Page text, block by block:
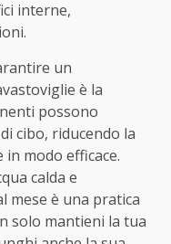
interne,
un
è la
possono
cibo, riducendo la
in modo efficace.
calda e
mese è una pratica
solo mantieni la tua